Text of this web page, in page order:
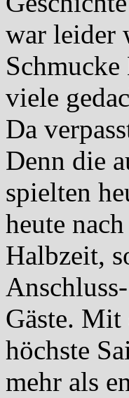
war leider
viele
Da
Denn die
spielten
heute
Halbzeit,
Gäste.
höchste
mehr als